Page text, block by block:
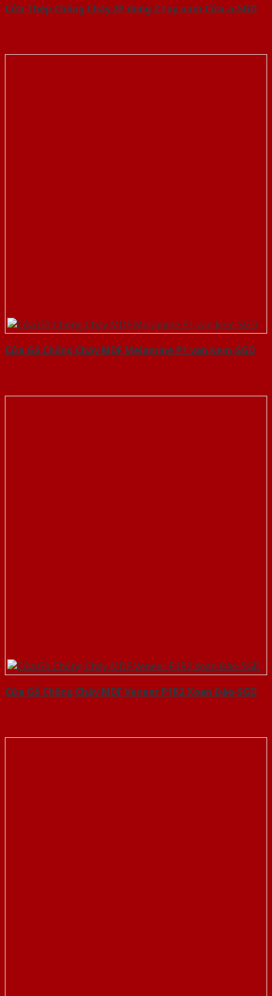
Cửa Thép Chống Cháy 2P dung 2 tay nam Cửa-a-SGD
Cửa Gỗ Chống Cháy MDF Melamine P1 van kem-SGD
Cửa Gỗ Chống Cháy MDF Veneer P1R2 Xoan Đào-SGD